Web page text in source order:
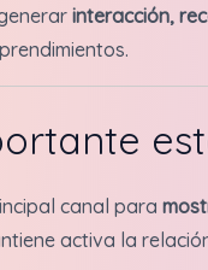
interacción,
canal para
activa la